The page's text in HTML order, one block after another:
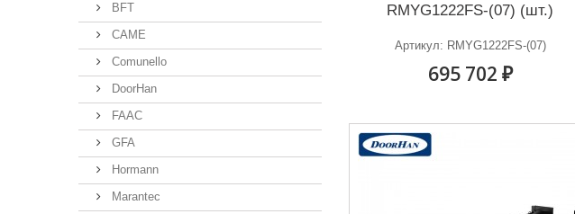
BFT
CAME
Comunello
DoorHan
FAAC
GFA
Hormann
Marantec
RMYG1222FS-(07) (шт.)
Артикул: RMYG1222FS-(07)
695 702 ₽